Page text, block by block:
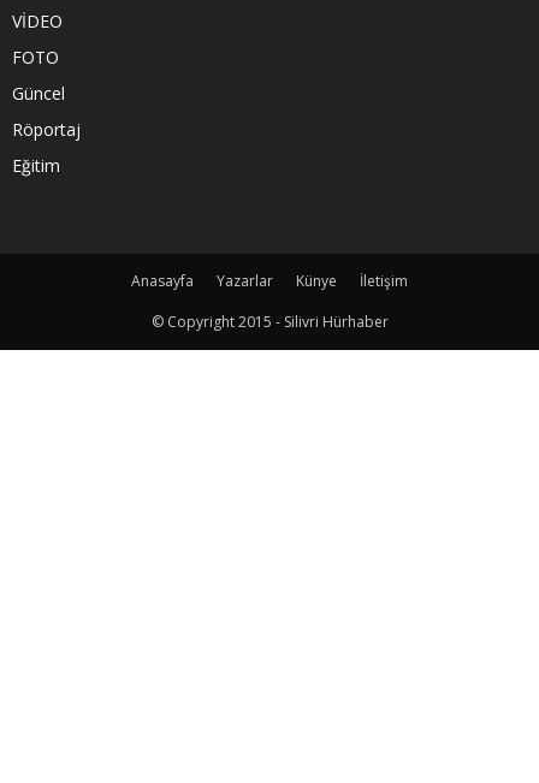
VİDEO
FOTO
Güncel
Röportaj
Eğitim
Anasayfa Yazarlar Künye
İletişim
© Copyright 2015 - Silivri Hürhaber